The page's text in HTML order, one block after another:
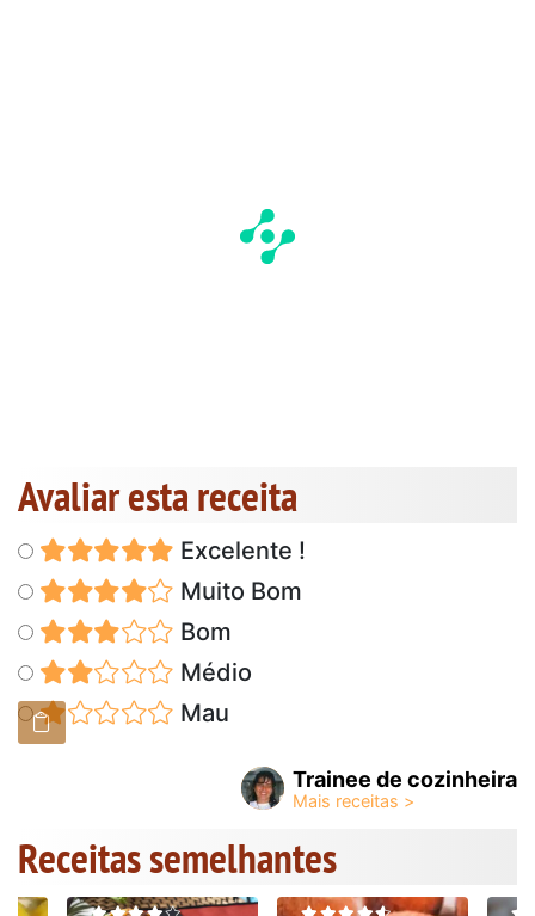
Avaliar esta receita
Excelente !
Muito Bom
Bom
Médio
Mau
Trainee de cozinheira
Receitas semelhantes